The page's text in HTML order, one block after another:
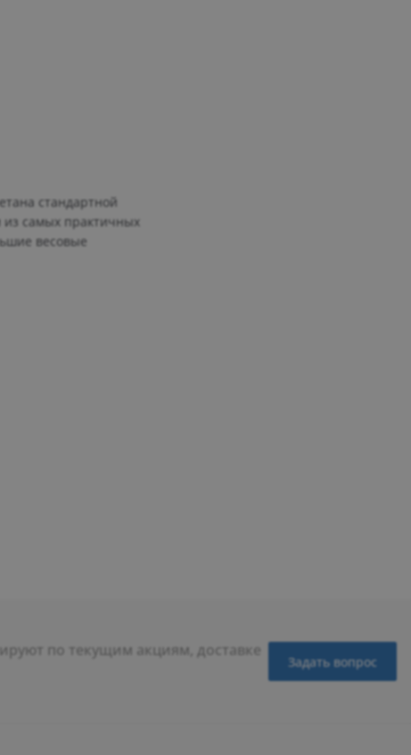
стандартной
из самых практичных
весовые
по текущим акциям, доставке
Задать вопрос